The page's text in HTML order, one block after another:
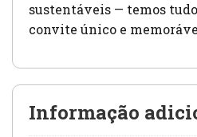
sustentáveis — temos
convite único e
Informação